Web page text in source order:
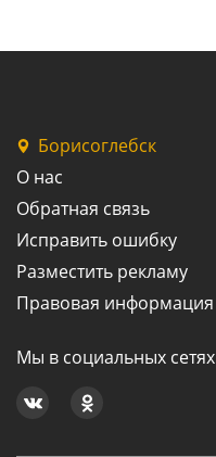
Борисоглебск
О нас
Обратная связь
Исправить ошибку
Разместить рекламу
Правовая информация
Мы в социальных сетях